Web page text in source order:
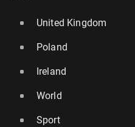
United Kingdom
Poland
Ireland
World
Sport